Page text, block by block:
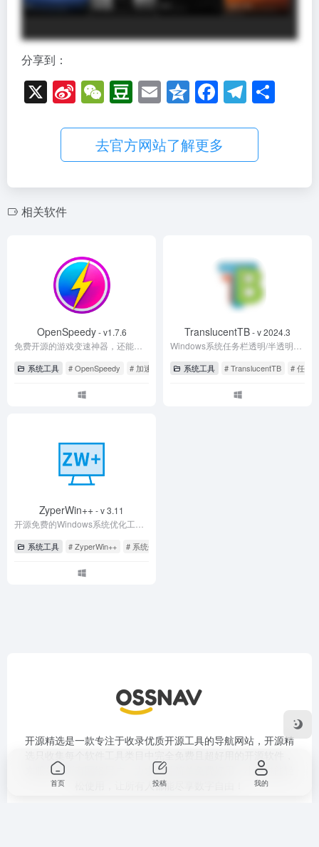
分享到：
X Si
n
a
W
ei
W
e
C
h
at
D
o
u
b
a
E
m
ail
Q
z
o
n
e
F
a
c
e
b
k
T
el
e
gr
a
去官方网站了解更多
相关软件
OpenSpeedy- v1.7.6
系统工具 # OpenSpeedy # 加速 # 百度网盘
TranslucentTB- v 2024.3
系统工具 # TranslucentTB # 任务
ZyperWin++- v 3.11
系统工具 # ZyperWin++ # 系统优化
开源精选是一款专注于收录优质开源工具的导航网站，开源精
来服务于所有网络用户，力求软件简单免费好用，小白也能轻
松使用，让所有人都能尽享数字自由！
首页 投稿 我的